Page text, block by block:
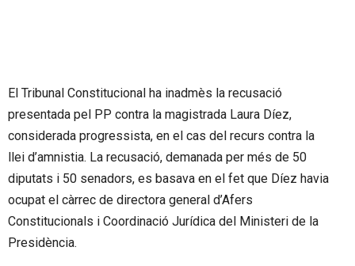
El Tribunal Constitucional ha inadmès la recusació
presentada pel PP contra la magistrada Laura Díez,
considerada progressista, en el cas del recurs contra la
llei d’amnistia. La recusació, demanada per més de 50
diputats i 50 senadors, es basava en el fet que Díez havia
ocupat el càrrec de directora general d’Afers
Constitucionals i Coordinació Jurídica del Ministeri de la
Presidència.